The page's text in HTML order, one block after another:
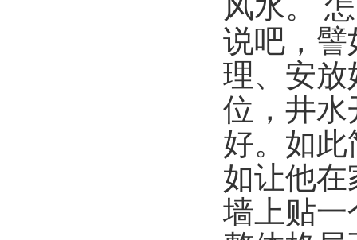
风水。
说吧，譬
理、安放
位，井水
好。如
如让他
墙上贴一